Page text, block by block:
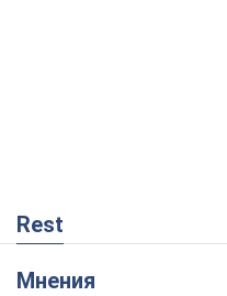
Rest
Мнения